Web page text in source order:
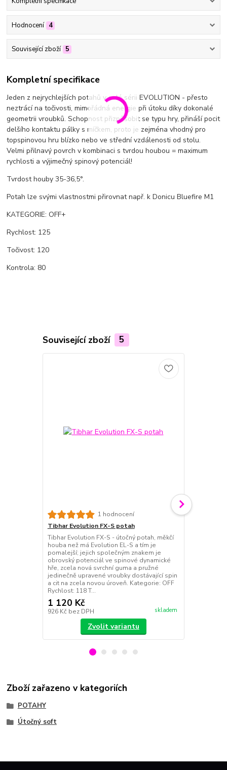
Hodnocení 4
Související zboží 5
Kompletní specifikace
Jeden z nejrychlejších potahů v celé sérii EVOLUTION - přesto
neztrácí na točivosti, mimořádná energie při útoku díky dokonalé
geometrii vroubků. Schopnost přizpůsobit se typu hry, přináší pocit
delšího kontaktu pálky s míčkem, proto je zejména vhodný pro
topspinovou hru blízko nebo ve střední vzdálenosti od stolu.
Velmi přilnavý povrch v kombinaci s tvrdou houbou = maximum
rychlosti a výjimečný spinový potenciál!
Tvrdost houby 35-36,5°.
Potah lze svými vlastnostmi přirovnat např. k Donicu Bluefire M1
KATEGORIE: OFF+
Rychlost: 125
Točivost: 120
Kontrola: 80
Související zboží 5
1 hodnocení
Tibhar Evolution FX-S potah
Tibhar Evolution FX-S - útočný potah, měkčí
houba než má Evolution EL-S a tím je
pomalejší; jejich společným znakem je
obrovský potenciál ve spinové dynamické
hře, zcela nová svrchní guma a pružné
jedinečně upravené vroubky dostávající spin
a cit na zcela novou úroveň. Kategorie: OFF
Rychlost: 118 T...
1 120 Kč
926 Kč bez DPH skladem
Zvolit variantu
Tibhar
Zboží zařazeno v kategoriích
POTAHY
Útočný soft